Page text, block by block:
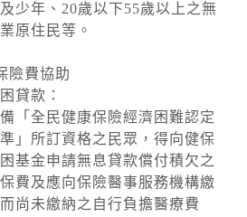
少年、20歲以下55歲以上之無
原住民等。
險費協助
貸款：
「全民健康保險經濟困難認定
」所訂資格之民眾，得向健保
基金申請無息貸款償付積欠之
費及應向保險醫事服務機構繳
尚未繳納之自行負擔醫療費